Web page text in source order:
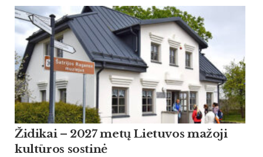
Židikai – 2027 metų Lietuvos mažoji
kultūros sostinė